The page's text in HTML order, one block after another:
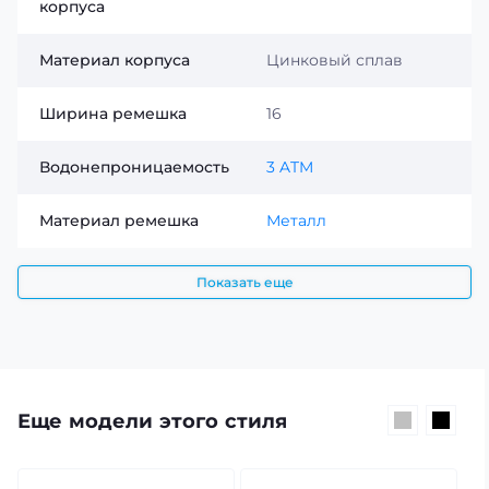
корпуса
Материал корпуса Цинковый сплав
Ширина ремешка 16
Водонепроницаемость 3 ATM
Материал ремешка Металл
Показать еще
Еще модели этого стиля